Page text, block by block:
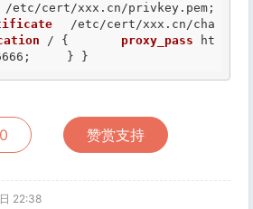
  /etc/cert/xxx.cn/cha
/ { proxy_pass
ht
;     } }
0 赞赏支持
22:38